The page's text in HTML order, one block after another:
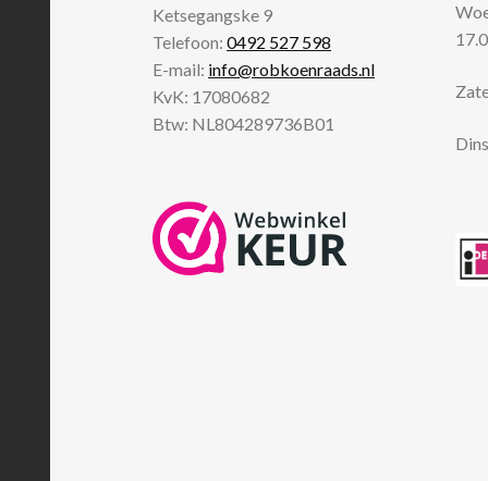
Ketsegangske 9
Telefoon:0492 527 598
E-mail: info@robkoenraads.nl
KvK: 17080682
Btw: NL804289736B01